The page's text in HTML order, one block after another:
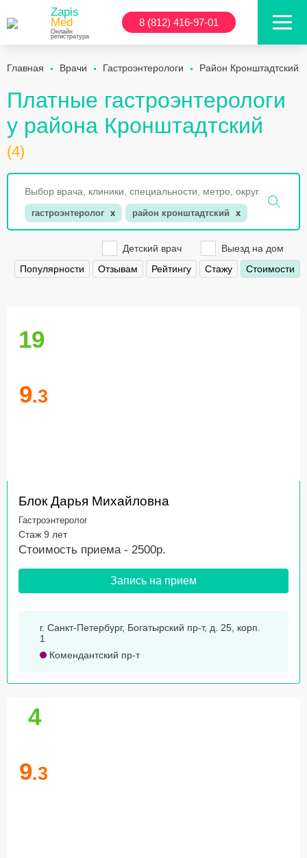
Zapis
Med
Онлайн
регистратура
8 (812) 416-97-01
Главная Врачи Гастроэнтерологи Район Кронштадтский
Платные гастроэнтерологи
у района Кронштадтский
(4)
гастроэнтеролог x район кронштадтский x
Детский врач
Выезд на дом
Популярности
Отзывам Рейтингу Стажу Стоимости
19
9.3
Блок Дарья Михайловна
Гастроэнтеролог
Стаж 9 лет
Стоимость приема - 2500р.
Запись на прием
г. Санкт-Петербург, Богатырский пр-т, д. 25, корп.
1
Комендантский пр-т
4
9.3